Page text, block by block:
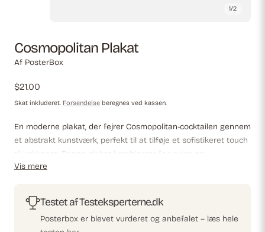
1/2
Cosmopolitan Plakat
Af PosterBox
Almindelig
pris
$21.00
Skat inkluderet. Forsendelse beregnes ved kassen.
En moderne plakat, der fejrer Cosmopolitan-cocktailen gennem
et abstrakt kunstværk, perfekt til at tilføje et sofistikeret touch
til køkkenet. Denne plakat kombinerer farverige og
kunstneriske elementer, der fanger cocktailens elegance og
atmosfære i køkkenet med et kreativt twist på
cocktailkulturen.
Vis mere
Testet af Testeksperterne.dk
Posterbox er blevet vurderet og anbefalet – læs hele